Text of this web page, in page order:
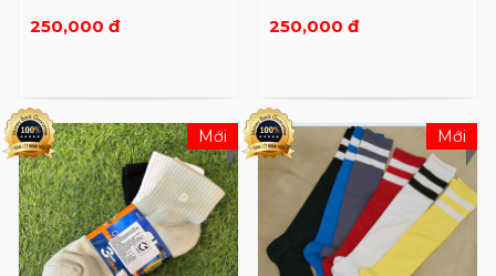
250,000 đ 250,000 đ
Mới Mới